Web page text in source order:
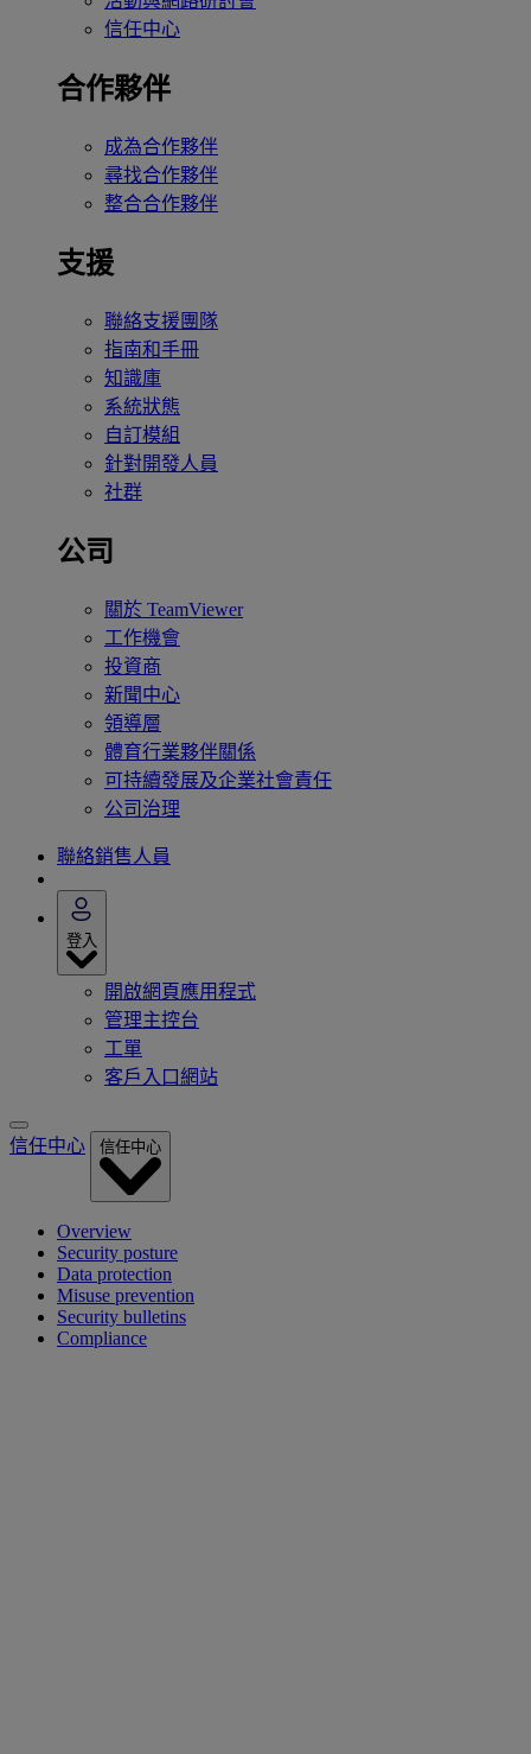
信任中心
合作夥伴
成為合作夥伴
尋找合作夥伴
整合合作夥伴
支援
聯絡支援團隊
指南和手冊
知識庫
系統狀態
自訂模組
針對開發人員
社群
公司
關於 TeamViewer
工作機會
投資商
新聞中心
領導層
體育行業夥伴關係
可持續發展及企業社會責任
公司治理
聯絡銷售人員
登入
開啟網頁應用程式
管理主控台
工單
客戶入口網站
信任中心 信任中心
Overview
Security posture
Data protection
Misuse prevention
Security bulletins
Compliance